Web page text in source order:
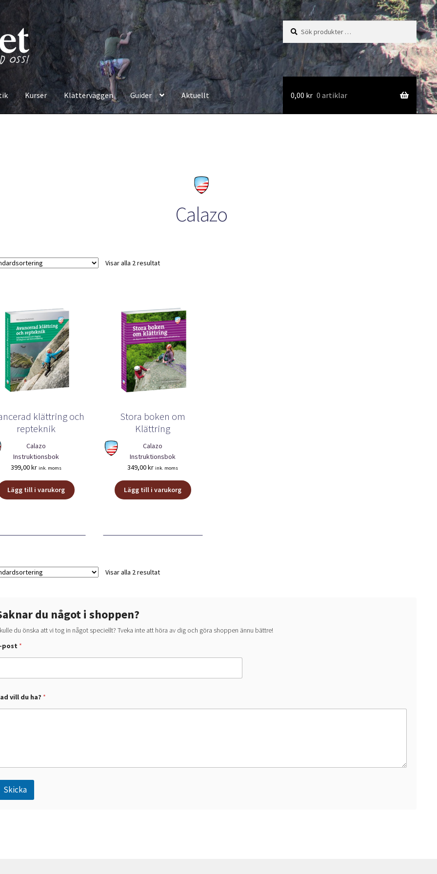
Sök
efter:
Sök
Kurser Klätterväggen Guider Aktuellt 0,00 kr 0 artiklar
Calazo
Visar alla 2 resultat
klättring och
repteknik
Calazo
Instruktionsbok
399,00kr ink. moms
Lägg till i varukorg
Stora boken om
Klättring
Calazo
Instruktionsbok
349,00kr ink. moms
Lägg till i varukorg
Visar alla 2 resultat
du något i shoppen?
du önska att vi tog in något speciellt? Tveka inte att höra av dig och göra shoppen ännu bättre!
post *
vill du ha? *
Skicka